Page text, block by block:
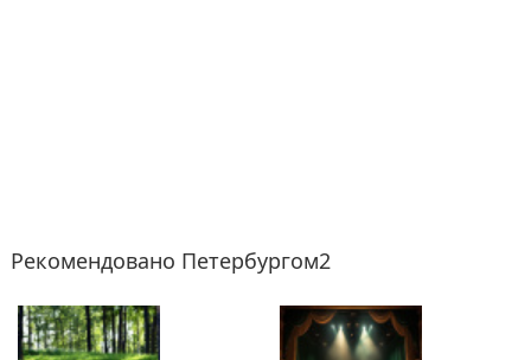
Рекомендовано Петербургом2